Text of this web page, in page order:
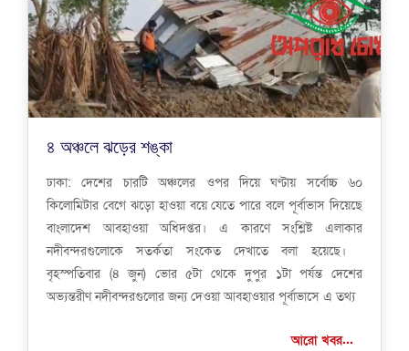
৪ অঞ্চলে ঝড়ের শঙ্কা
ঢাকা: দেশের চারটি অঞ্চলের ওপর দিয়ে ঘণ্টায় সর্বোচ্চ ৬০
কিলোমিটার বেগে ঝড়ো হাওয়া বয়ে যেতে পারে বলে পূর্বাভাস দিয়েছে
বাংলাদেশ আবহাওয়া অধিদপ্তর। এ কারণে সংশ্লিষ্ট এলাকার
নদীবন্দরগুলোকে সতর্কতা সংকেত দেখাতে বলা হয়েছে।
বৃহস্পতিবার (৪ জুন) ভোর ৫টা থেকে দুপুর ১টা পর্যন্ত দেশের
অভ্যন্তরীণ নদীবন্দরগুলোর জন্য দেওয়া আবহাওয়ার পূর্বাভাসে এ তথ্য
আরো খবর...